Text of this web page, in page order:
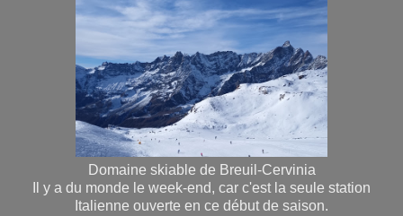
Domaine skiable de Breuil-Cervinia
Il y a du monde le week-end, car c'est la seule station
Italienne ouverte en ce début de saison.